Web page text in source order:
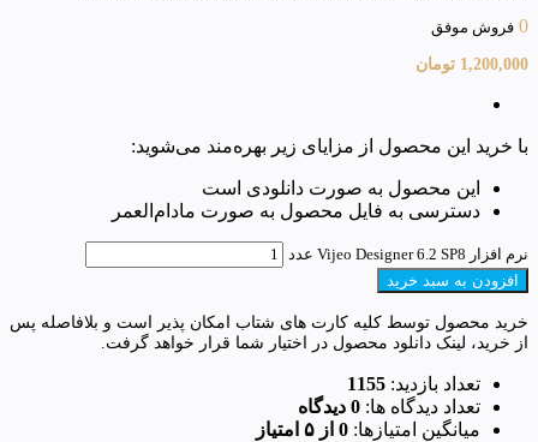
0 فروش موفق
1,200,000 تومان
با خرید این محصول از مزایای زیر بهره‌مند می‌شوید:
این محصول به صورت دانلودی است
دسترسی به فایل محصول به صورت مادام‌العمر
نرم افزار Vijeo Designer 6.2 SP8 عدد
افزودن به سبد خرید
خرید محصول توسط کلیه کارت های شتاب امکان پذیر است و بلافاصله پس
از خرید، لینک دانلود محصول در اختیار شما قرار خواهد گرفت.
تعداد بازدید: 1155
تعداد دیدگاه ها: 0 دیدگاه
میانگین امتیازها: 0 از ۵ امتیاز